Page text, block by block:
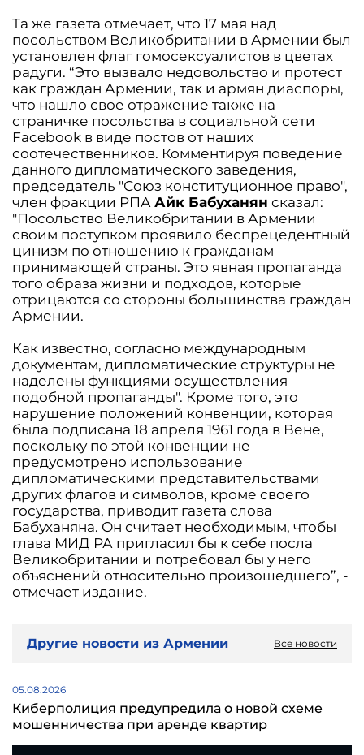
Та же газета отмечает, что 17 мая над
посольством Великобритании в Армении был
установлен флаг гомосексуалистов в цветах
радуги. “Это вызвало недовольство и протест
как граждан Армении, так и армян диаспоры,
что нашло свое отражение также на
страничке посольства в социальной сети
Facebook в виде постов от наших
соотечественников. Комментируя поведение
данного дипломатического заведения,
председатель "Союз конституционное право",
член фракции РПА Айк Бабуханян сказал:
"Посольство Великобритании в Армении
своим поступком проявило беспрецедентный
цинизм по отношению к гражданам
принимающей страны. Это явная пропаганда
того образа жизни и подходов, которые
отрицаются со стороны большинства граждан
Армении.
Как известно, согласно международным
документам, дипломатические структуры не
наделены функциями осуществления
подобной пропаганды". Кроме того, это
нарушение положений конвенции, которая
была подписана 18 апреля 1961 года в Вене,
поскольку по этой конвенции не
предусмотрено использование
дипломатическими представительствами
других флагов и символов, кроме своего
государства, приводит газета слова
Бабуханяна. Он считает необходимым, чтобы
глава МИД РА пригласил бы к себе посла
Великобритании и потребовал бы у него
объяснений относительно произошедшего”, -
отмечает издание.
Другие новости из Армении Все новости
05.08.2026
Киберполиция предупредила о новой схеме
мошенничества при аренде квартир